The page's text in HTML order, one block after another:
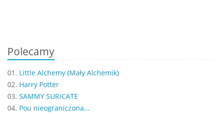
Polecamy
01. Little Alchemy (Mały Alchemik)
02. Harry Potter
03. SAMMY SURICATE
04. Pou nieograniczona...